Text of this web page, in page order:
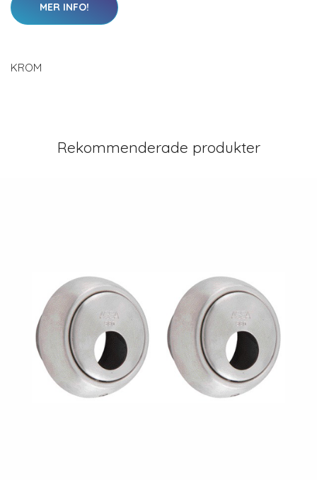
MER INFO!
KROM
Rekommenderade produkter